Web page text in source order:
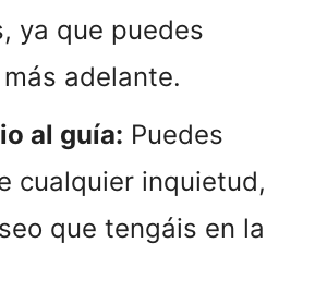
ya que puedes
adelante.
al guía: Puedes
cualquier inquietud,
que tengáis en la